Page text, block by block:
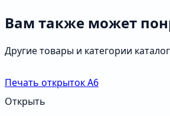
Вам также может
Другие товары и категории
Печать открыток А6
Открыть